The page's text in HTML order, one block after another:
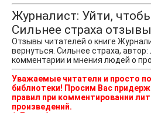
Журналист: Уйти,
Сильнее страха отзывы
Отзывы читателей о книге
вернуться. Сильнее страха,
комментарии и мнения людей о
Уважаемые читатели и просто
библиотеки! Просим Вас
правил при комментировании
произведений.